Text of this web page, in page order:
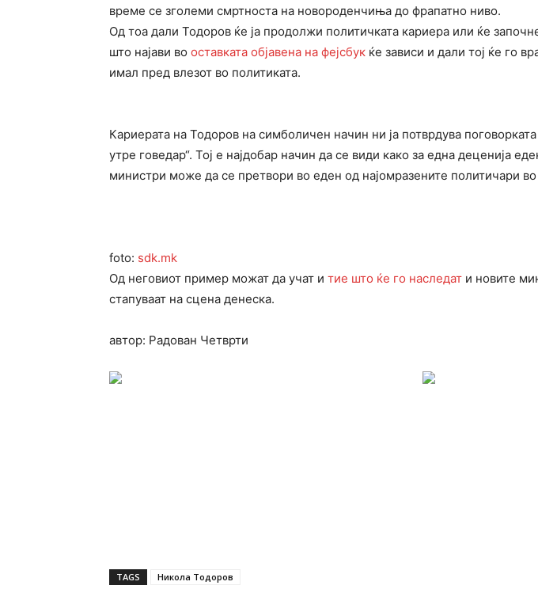
време се зголеми смртноста на новороденчиња до фрапатно ниво.
Од тоа дали Тодоров ќе ја продолжи политичката кариера или ќе
што најави во оставката објавена на фејсбук ќе зависи и дали тој ќе го
имал пред влезот во политиката.
Кариерата на Тодоров на симболичен начин ни ја потврдува
утре говедар“. Тој е најдобар начин да се види како за една деценија
министри може да се претвори во еден од најомразените политичари во
foto: sdk.mk
Од неговиот пример можат да учат и тие што ќе го наследат и новите
стапуваат на сцена денеска.
автор: Радован Четврти
TAGS Никола Тодоров